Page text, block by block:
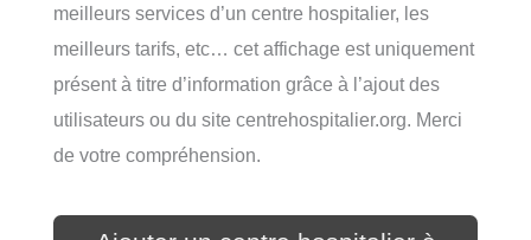
meilleurs services d’un centre hospitalier, les
meilleurs tarifs, etc… cet affichage est uniquement
présent à titre d’information grâce à l’ajout des
utilisateurs ou du site centrehospitalier.org. Merci
de votre compréhension.